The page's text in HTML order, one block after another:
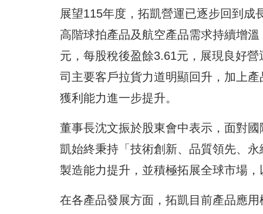
展望115年度，拓凱營運已逐步回到
高階球拍產品及航空產品需求持續增
元，每股稅後盈餘3.61元，展現良好
司主要客戶拉貨力道明顯回升，加上
獲利能力進一步提升。
董事長沈文振於股東會中表示，面對
凱始終秉持「技術創新、品質領先、
製造能力提升，並積極拓展全球市場
在各產品發展方面，拓凱目前產品應